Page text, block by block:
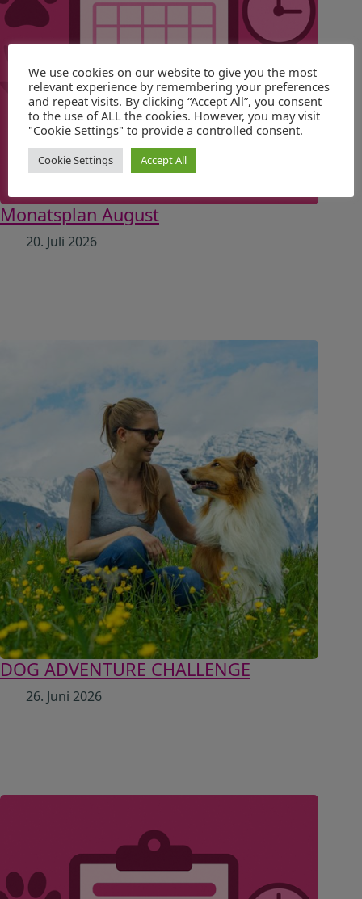
Monatsplan August
20. Juli 2026
DOG ADVENTURE CHALLENGE
26. Juni 2026
We use cookies on our website to give you the most
relevant experience by remembering your preferences
and repeat visits. By clicking “Accept All”, you consent
to the use of ALL the cookies. However, you may visit
"Cookie Settings" to provide a controlled consent.
Cookie Settings Accept All